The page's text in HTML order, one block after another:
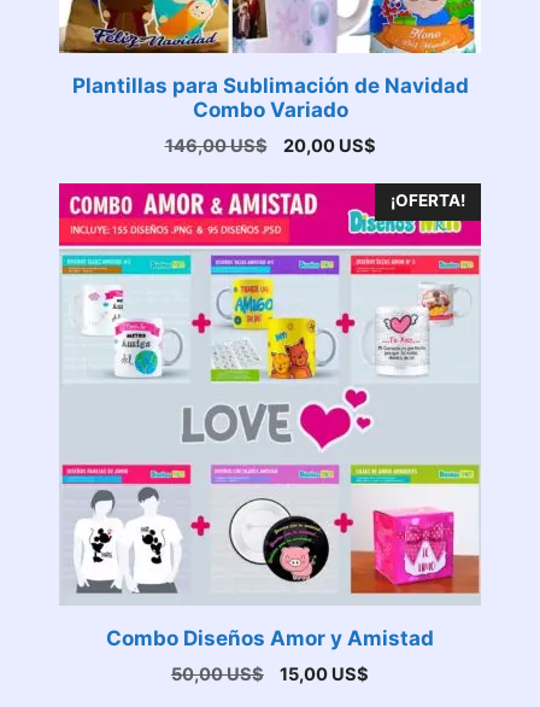
Plantillas para Sublimación de Navidad
Combo Variado
146,00US$
El
original
era:
146,00 US$.
20,00 US$El
actual
es:
20,00 US$.
¡OFERTA!
Combo Diseños Amor y Amistad
50,00US$
El
15,00 US$